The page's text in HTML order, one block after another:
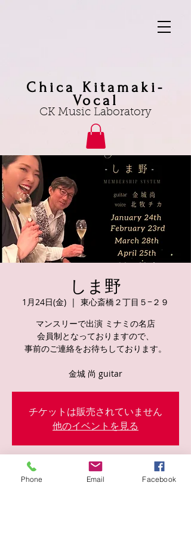
Chica Kitamaki-
Vocal
CK Music Laboratory
しま野
1月24日(金)
  |
東心斎橋２丁目５−２９
マンスリーで出演 ミナミの名店
会員制となっておりますので、
事前のご連絡をお待ちしております。
金城 尚 guitar
チケットは販売されていません
他のイベントを見る
日時・場所
Phone Email Facebook